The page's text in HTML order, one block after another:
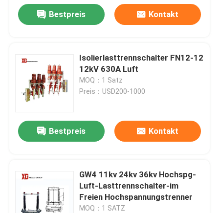
Bestpreis Kontakt
Isolierlasttrennschalter FN12-12
12kV 630A Luft
MOQ：1 Satz
Preis：USD200-1000
Bestpreis Kontakt
GW4 11kv 24kv 36kv Hochspg-
Luft-Lasttrennschalter-im
Freien Hochspannungstrenner
MOQ：1 SATZ